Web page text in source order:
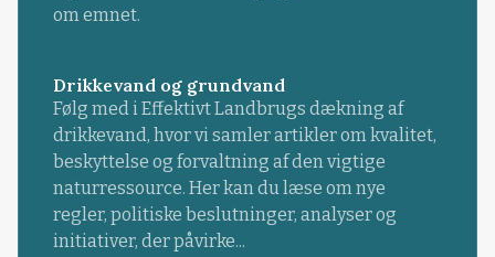
om emnet.
Drikkevand og grundvand
Følg med i Effektivt Landbrugs dækning af
drikkevand, hvor vi samler artikler om kvalitet,
beskyttelse og forvaltning af den vigtige
naturressource. Her kan du læse om nye
regler, politiske beslutninger, analyser og
initiativer, der påvirke...